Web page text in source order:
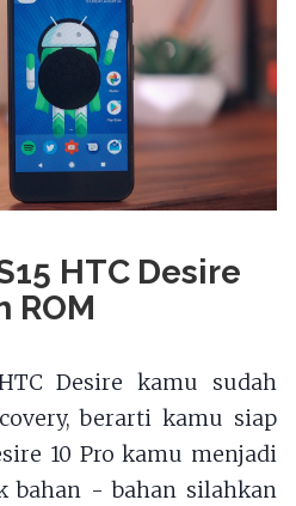
HTC Desire
ROM
Desire kamu sudah
berarti kamu siap
10 Pro kamu menjadi
bahan - bahan silahkan